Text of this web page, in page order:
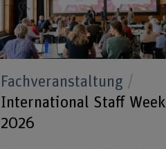
Fachveranstaltung
International Staff Week
2026